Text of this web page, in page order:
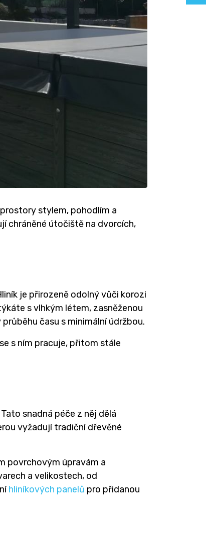
stylem, pohodlím a
chráněné útočiště na dvorcích,
je přirozeně odolný vůči korozi
s vlhkým létem, zasněženou
času s minimální údržbou.
s ním pracuje, přitom stále
snadná péče z něj dělá
vyžadují tradiční dřevěné
povrchovým úpravám a
a velikostech, od
hliníkových panelů pro přidanou